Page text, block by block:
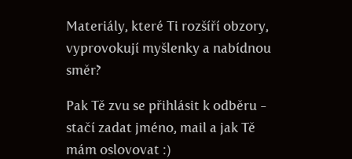
Materiály, které Ti rozšíří obzory,
vyprovokují myšlenky a nabídnou
směr?
Pak Tě zvu se přihlásit k odběru -
stačí zadat jméno, mail a jak Tě
mám oslovovat :)